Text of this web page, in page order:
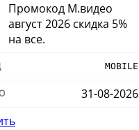
Промокод М.видео
август 2026 скидка 5%
на все.
MOBILE
31-08-2026